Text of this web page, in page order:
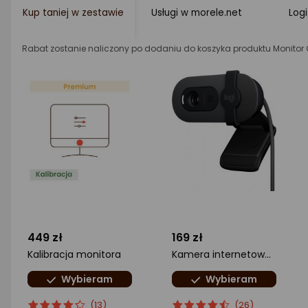
Kup taniej w zestawie Usługi w morele.net
Rabat zostanie naliczony po dodaniu do koszyka produktu Monitor
449 zł
Kalibracja monitora
Wybieram
ocena
Ocena
(13)
169 zł
Kamera internetowa Logitech Brio 100 (960-001585)
Wybieram
ocena
Ocena
(26)